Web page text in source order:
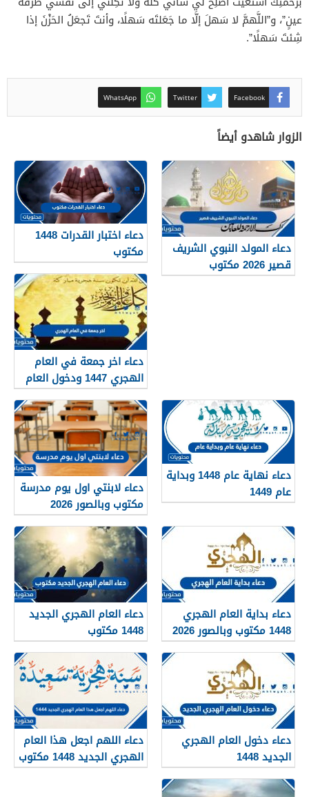
عينٍ”، و”اللَّهمَّ لا سَهلَ إلَّا ما جَعَلتَه سَهلًا، وأنتَ تَجعَلُ الحَزْنَ إذا
شِئتَ سَهلًا”.
Facebook
Twitter
WhatsApp
الزوار شاهدو أيضاً
دعاء المولد النبوي الشريف
قصير 2026 مكتوب
دعاء اختبار القدرات 1448
مكتوب
دعاء اخر جمعة في العام
الهجري 1447 ودخول العام
الجديد 1448
دعاء نهاية عام 1448 وبداية
عام 1449
دعاء لابنتي اول يوم مدرسة
مكتوب وبالصور 2026
دعاء بداية العام الهجري
1448 مكتوب وبالصور 2026
دعاء العام الهجري الجديد
1448 مكتوب
دعاء دخول العام الهجري
الجديد 1448
دعاء اللهم اجعل هذا العام
الهجري الجديد 1448 مكتوب